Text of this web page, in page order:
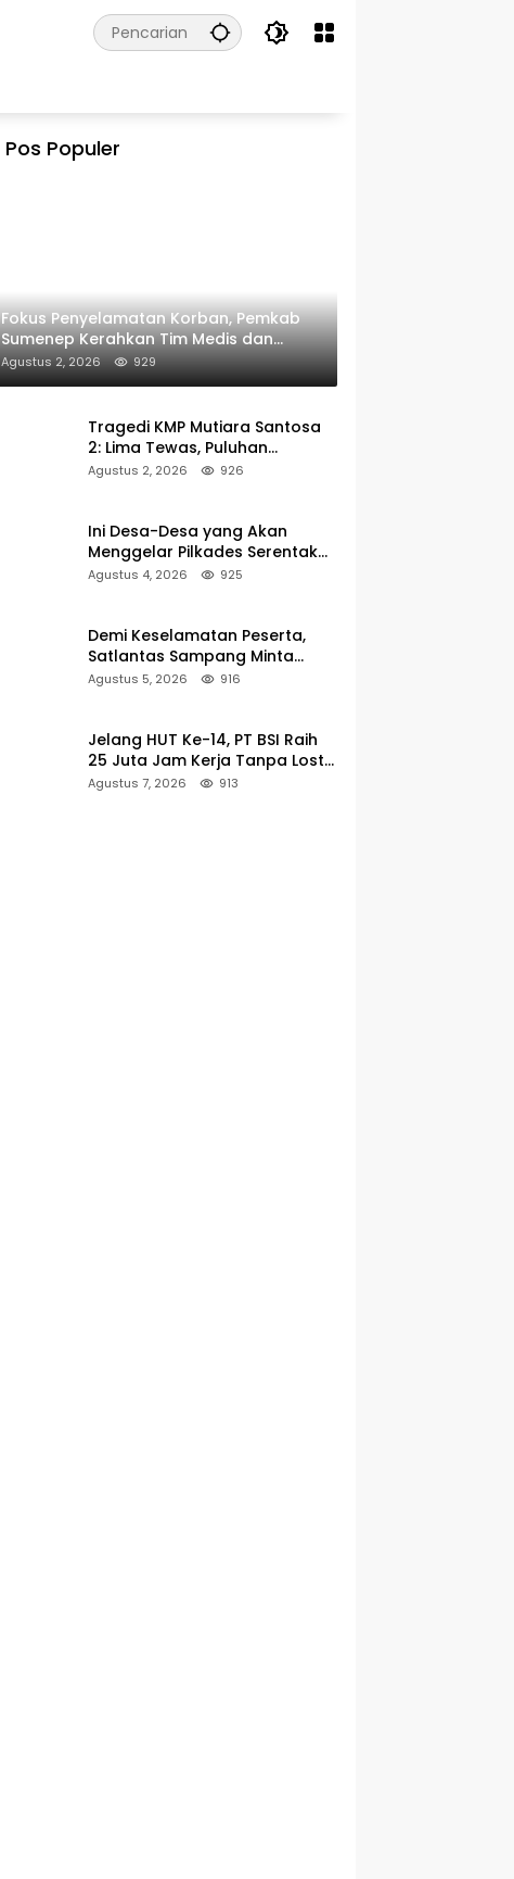
Pos Populer
Fokus Penyelamatan Korban, Pemkab
Sumenep Kerahkan Tim Medis dan
Ambulans ke Pelabuhan Kalianget
Agustus 2, 2026 929
Tragedi KMP Mutiara Santosa
2: Lima Tewas, Puluhan
Penumpang Masih Dalam
Agustus 2, 2026 926
Ini Desa-Desa yang Akan
Menggelar Pilkades Serentak
2027 di Kabupaten Sumenep
Agustus 4, 2026 925
Demi Keselamatan Peserta,
Satlantas Sampang Minta
Latihan Gerak Jalan Pindah ke
Agustus 5, 2026 916
Jelang HUT Ke-14, PT BSI Raih
25 Juta Jam Kerja Tanpa Lost-
Time Injury
Agustus 7, 2026 913